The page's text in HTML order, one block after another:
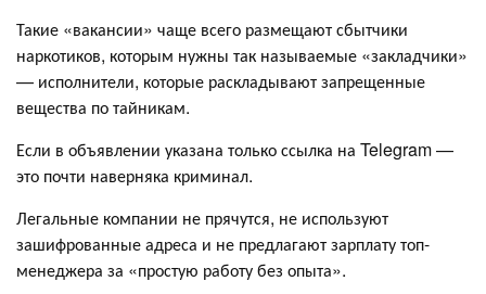
Такие «вакансии» чаще всего размещают сбытчики
наркотиков, которым нужны так называемые «закладчики»
— исполнители, которые раскладывают запрещенные
вещества по тайникам.
Если в объявлении указана только ссылка на Telegram —
это почти наверняка криминал.
Легальные компании не прячутся, не используют
зашифрованные адреса и не предлагают зарплату топ-
менеджера за «простую работу без опыта».